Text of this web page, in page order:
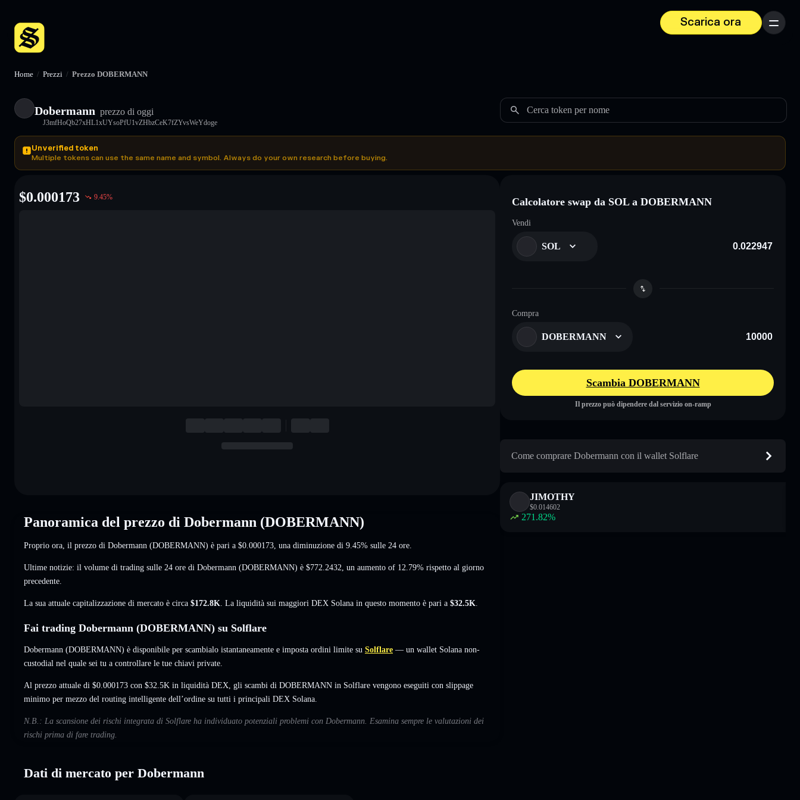
Scarica ora
Menu
Home / Prezzi / Prezzo DOBERMANN
Dobermann prezzo di oggi
J3mfHoQb27xHL1xUYsoPfU1vZHbzCeK7fZYvsWeYdoge
Cerca token per nome
Unverified token
Multiple tokens can use the same name and symbol. Always do your own research before buying.
$0.000173 9.45%
Panoramica del prezzo di Dobermann (DOBERMANN)
Proprio ora, il prezzo di Dobermann (DOBERMANN) è pari a $0.000173 , una diminuzione di 9.45% sulle 24 ore.
Ultime notizie: il volume di trading sulle 24 ore di Dobermann (DOBERMANN) è $772.2432 un aumento of 12.79% rispetto al giorno
precedente.
La sua attuale capitalizzazione di mercato è circa $172.8K . La liquidità sui maggiori DEX Solana in questo momento è pari a $32.5K
Fai trading Dobermann (DOBERMANN) su Solflare
Dobermann (DOBERMANN) è disponibile per scambialo istantaneamente e imposta ordini limite su Solflare — un wallet Solana non-
custodial nel quale sei tu a controllare le tue chiavi private.
Al prezzo attuale di $0.000173 con $32.5K in liquidità DEX, gli scambi di DOBERMANN in Solflare vengono eseguiti con slippage
minimo per mezzo del routing intelligente dell’ordine su tutti i principali DEX Solana.
N.B.: La scansione dei rischi integrata di Solflare ha individuato potenziali problemi con Dobermann. Esamina sempre le valutazioni dei
rischi prima di fare trading.
Dati di mercato per Dobermann
Calcolatore swap da SOL a DOBERMANN
Vendi
SOL
Compra
DOBERMANN
Scambia DOBERMANN
Il prezzo può dipendere dal servizio on-ramp
Come comprare Dobermann con il wallet Solflare
JIMOTHY
$0.014602
271.82%